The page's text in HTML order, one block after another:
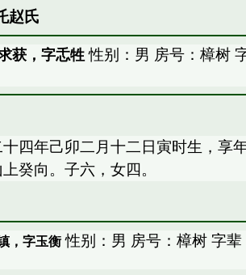
赵氏
获，字忎牲性别：男 房号：樟树
四年己卯二月十二日寅时生，享
癸向。子六，女四。
，字玉衡性别：男 房号：樟树 字辈